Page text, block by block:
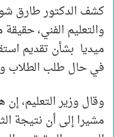
كشف الدكتور طارق
والتعليم الفني،
ميديا بشأن تقديم
في حال طلب الطلاب
وقال وزير التعليم،
مشيرا إلى أن نتيجة